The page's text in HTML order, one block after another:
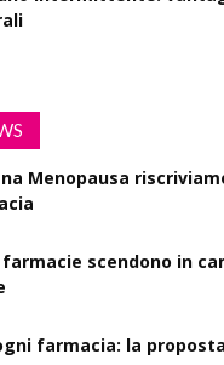
Menopausa
scendono in
farmacia: la